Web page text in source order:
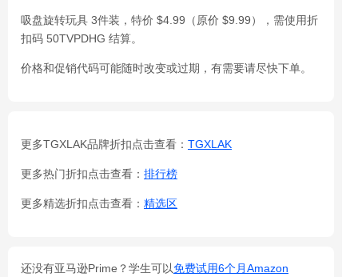
吸盘旋转玩具 3件装，特价 $4.99（原价 $9.99），需使用折
扣码 50TVPDHG 结算。
价格和促销代码可能随时改变或过期，有需要请尽快下单。
更多TGXLAK品牌折扣点击查看： TGXLAK
更多热门折扣点击查看： 排行榜
更多精选折扣点击查看： 精选区
还没有亚马逊Prime？学生可以免费试用6个月Amazon